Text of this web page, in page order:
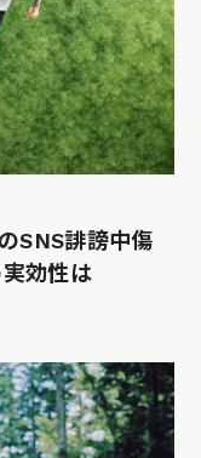
SNS誹謗中傷
効性は